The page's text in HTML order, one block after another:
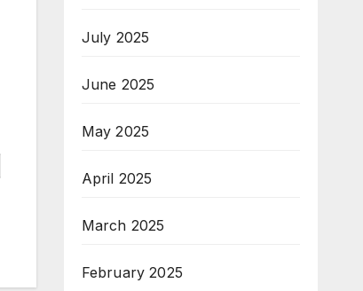
July 2025
June 2025
May 2025
April 2025
March 2025
February 2025